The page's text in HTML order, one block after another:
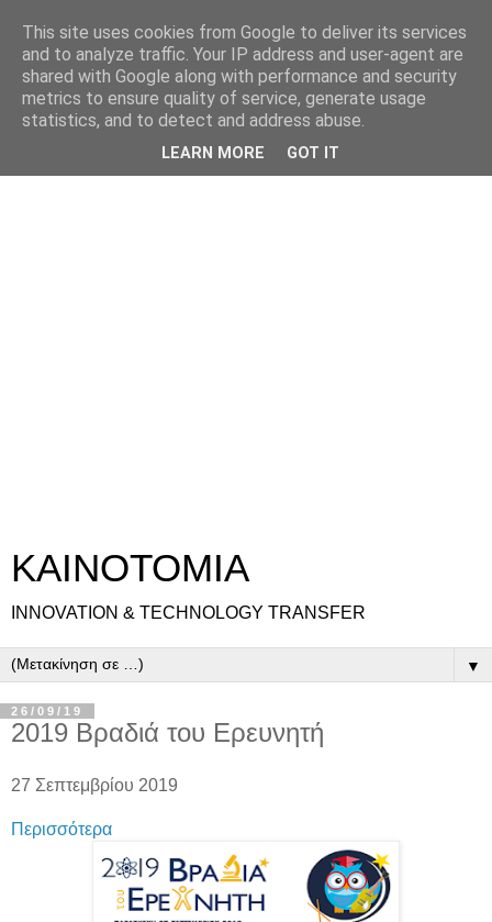
ΚΑΙΝΟΤΟΜΙΑ
INNOVATION & TECHNOLOGY TRANSFER
▼
26/09/19
2019 Βραδιά του Ερευνητή
27 Σεπτεμβρίου 2019
Περισσότερα
This site uses cookies from Google to deliver its services
and to analyze traffic. Your IP address and user-agent are
shared with Google along with performance and security
metrics to ensure quality of service, generate usage
statistics, and to detect and address abuse.
LEARN MORE GOT IT